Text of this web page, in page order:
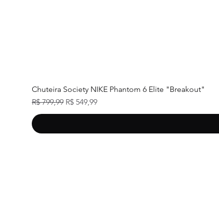
Chuteira Society NIKE Phantom 6 Elite "Breakout"
Preço normal
R$ 799,99 Preço promocional
R$ 549,99